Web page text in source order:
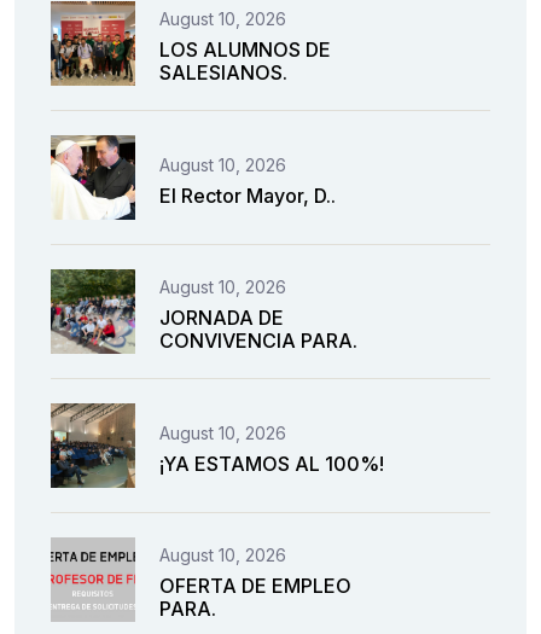
August 10, 2026
LOS ALUMNOS DE
SALESIANOS.
August 10, 2026
El Rector Mayor, D..
August 10, 2026
JORNADA DE
CONVIVENCIA PARA.
August 10, 2026
¡YA ESTAMOS AL 100%!
August 10, 2026
OFERTA DE EMPLEO
PARA.